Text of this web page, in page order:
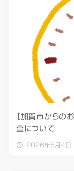
【加賀市からの
査について
2026年8月4日